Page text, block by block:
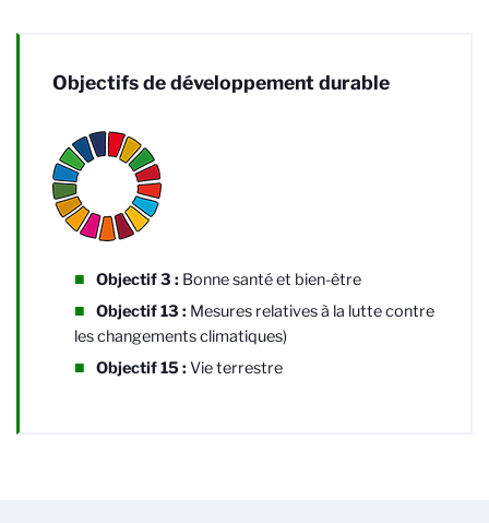
Objectifs de développement durable
Objectif 3 : Bonne santé et bien-être
Objectif 13 : Mesures relatives à la lutte contre
les changements climatiques)
Objectif 15 : Vie terrestre